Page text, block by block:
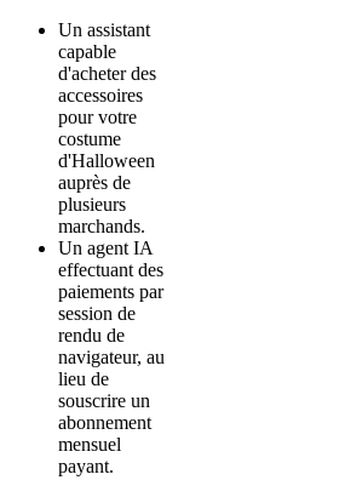
Un assistant
capable
d'acheter des
accessoires
pour votre
costume
d'Halloween
auprès de
plusieurs
marchands.
Un agent IA
effectuant des
paiements par
session de
rendu de
navigateur, au
lieu de
souscrire un
abonnement
mensuel
payant.